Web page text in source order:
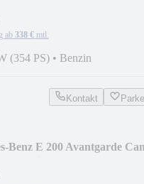
ab 338 € mtl.
(354 PS) • Benzin
Kontakt
Benz E 200 Avantgarde